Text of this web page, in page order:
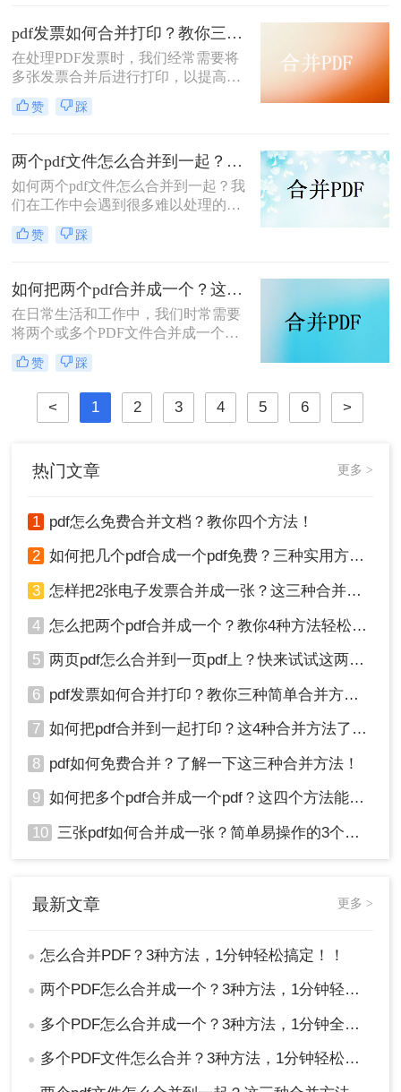
pdf发票如何合并打印？教你三种简单合并方法！
在处理PDF发票时，我们经常需要将
多张发票合并后进行打印，以提高工
作效率和节省纸张。那么PDF发票如
何合并打印呢？以下将介绍三种合并
轻松应对这一需求。
赞 踩
两个pdf文件怎么合并到一起？大家来试试这3种方法吧！
如何两个pdf文件怎么合并到一起？我
们在工作中会遇到很多难以处理的文
件，比如PDF文件，特别是多个PDF
文件合并成一个PDF文件。事实上，
互联网上找到相关的方法。最后，我
们不能达到我们理想的预期。让我们
来看看pdf合并的方法。
赞 踩
如何把两个pdf合并成一个？这4种合并方法很好用！
在日常生活和工作中，我们时常需要
将两个或多个PDF文件合并成一个，
以便于管理、查阅和分享。那么如何
把两个pdf合并成一个呢？本文将介绍
三种常用的PDF合并方法。
赞 踩
< 1 2 3 4 5 6 >
热门文章 更多 >
1 pdf怎么免费合并文档？教你四个方法！
2 如何把几个pdf合成一个pdf免费？三种实用方法分享！
3 怎样把2张电子发票合并成一张？这三种合并方法学习一下!
4 怎么把两个pdf合并成一个？教你4种方法轻松完成合并！
5 两页pdf怎么合并到一页pdf上？快来试试这两种方法吧！
6 pdf发票如何合并打印？教你三种简单合并方法！
7 如何把pdf合并到一起打印？这4种合并方法了解一下！
8 pdf如何免费合并？了解一下这三种合并方法！
9 如何把多个pdf合并成一个pdf？这四个方法能帮助大家！
10 三张pdf如何合并成一张？简单易操作的3个方法！
最新文章 更多 >
● 怎么合并PDF？3种方法，1分钟轻松搞定！！
● 两个PDF怎么合并成一个？3种方法，1分钟轻松搞定！
● 多个PDF怎么合并成一个？3种方法，1分钟全搞定！！
● 多个PDF文件怎么合并？3种方法，1分钟轻松搞定！!